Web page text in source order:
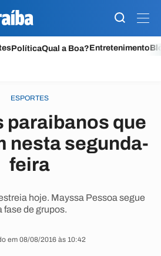
PolíticaQual a Boa?Entretenimento
ESPORTES
paraibanos que
nesta segunda-
feira
hoje. Mayssa Pessoa segue
fase de grupos.
em 08/08/2016 às 10:42